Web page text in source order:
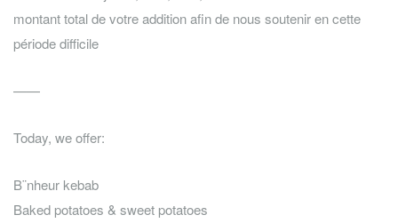
montant total de votre addition afin de nous soutenir en cette
période difficile
——
Today, we offer:
B¨nheur kebab
Baked potatoes & sweet potatoes